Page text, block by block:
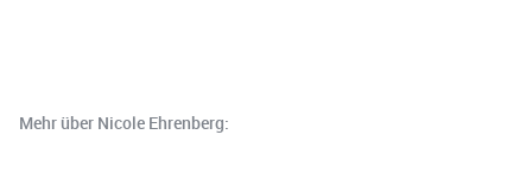
Mehr über Nicole Ehrenberg: